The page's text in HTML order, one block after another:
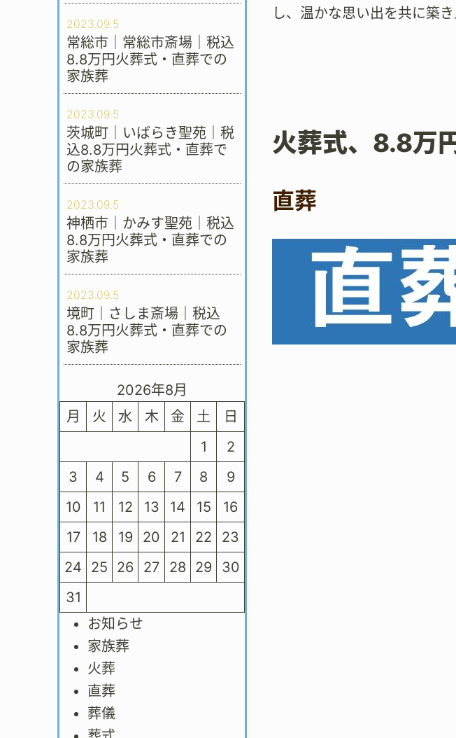
2023.09.5
常総市｜常総市斎場｜税込
8.8万円火葬式・直葬での
家族葬
2023.09.5
茨城町｜いばらき聖苑｜税
込8.8万円火葬式・直葬で
の家族葬
2023.09.5
神栖市｜かみす聖苑｜税込
8.8万円火葬式・直葬での
家族葬
2023.09.5
境町｜さしま斎場｜税込
8.8万円火葬式・直葬での
家族葬
2026年8月
月
火 水 木 金 土
日
1
2
3
4 5 6 7 8
9
10
11 12 13 14 15
16
17
18 19 20 21 22
23
24
25 26 27 28 29
30
31
お知らせ
家族葬
火葬
直葬
葬儀
し、温かな思い出を共に築
火葬式、8.8万
直葬